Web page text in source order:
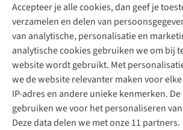
Accepteer je alle cookies, dan geef je
verzamelen en delen van
van analytische, personalisatie en
analytische cookies gebruiken we om bij
website wordt gebruikt. Met
we de website relevanter maken voor
IP-adres en andere unieke kenmerken.
gebruiken we voor het personaliseren
Deze data delen we met onze 11 partners.
+31 (0)85 888 50 88
+31 6 12 28 49 80
Contactformulier